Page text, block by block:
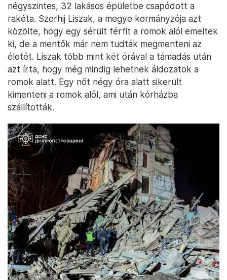
négyszintes, 32 lakásos épületbe csapódott a
rakéta. Szerhij Liszak, a megye kormányzója azt
közölte, hogy egy sérült férfit a romok alól emeltek
ki, de a mentők már nem tudták megmenteni az
életét. Liszak több mint két órával a támadás után
azt írta, hogy még mindig lehetnek áldozatok a
romok alatt. Egy nőt négy óra alatt sikerült
kimenteni a romok alól, ami után kórházba
szállították.